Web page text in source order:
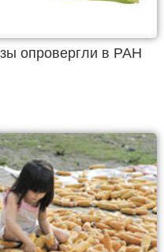
опровергли в РАН